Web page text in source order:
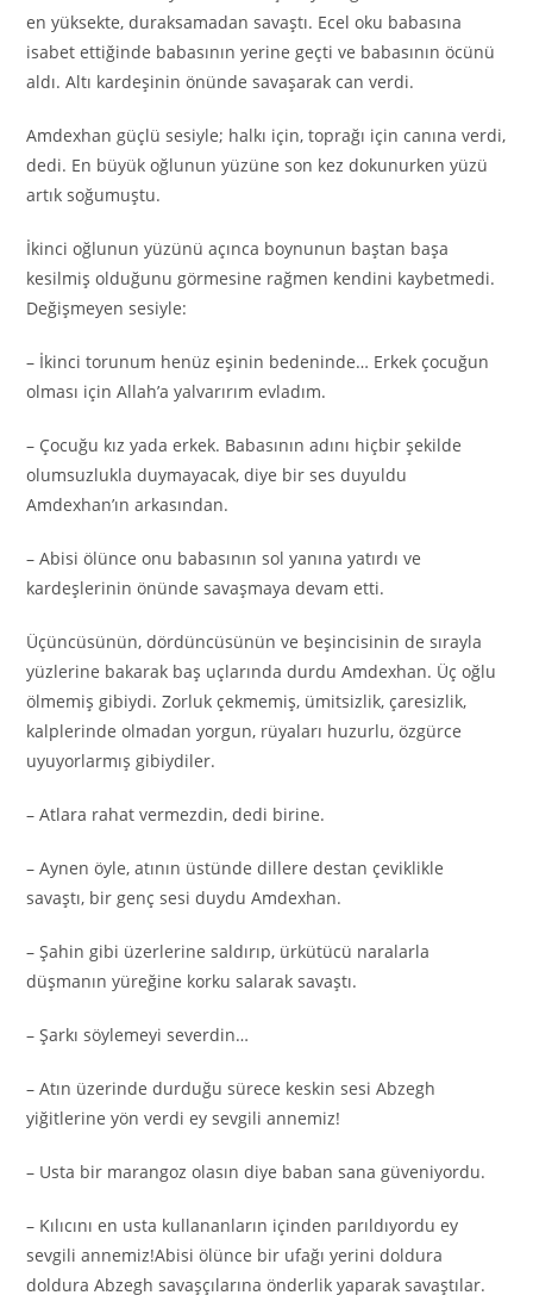
en yüksekte, duraksamadan savaştı. Ecel oku babasına
isabet ettiğinde babasının yerine geçti ve babasının öcünü
aldı. Altı kardeşinin önünde savaşarak can verdi.
Amdexhan güçlü sesiyle; halkı için, toprağı için canına verdi,
dedi. En büyük oğlunun yüzüne son kez dokunurken yüzü
artık soğumuştu.
İkinci oğlunun yüzünü açınca boynunun baştan başa
kesilmiş olduğunu görmesine rağmen kendini kaybetmedi.
Değişmeyen sesiyle:
– İkinci torunum henüz eşinin bedeninde… Erkek çocuğun
olması için Allah’a yalvarırım evladım.
– Çocuğu kız yada erkek. Babasının adını hiçbir şekilde
olumsuzlukla duymayacak, diye bir ses duyuldu
Amdexhan’ın arkasından.
– Abisi ölünce onu babasının sol yanına yatırdı ve
kardeşlerinin önünde savaşmaya devam etti.
Üçüncüsünün, dördüncüsünün ve beşincisinin de sırayla
yüzlerine bakarak baş uçlarında durdu Amdexhan. Üç oğlu
ölmemiş gibiydi. Zorluk çekmemiş, ümitsizlik, çaresizlik,
kalplerinde olmadan yorgun, rüyaları huzurlu, özgürce
uyuyorlarmış gibiydiler.
– Atlara rahat vermezdin, dedi birine.
– Aynen öyle, atının üstünde dillere destan çeviklikle
savaştı, bir genç sesi duydu Amdexhan.
– Şahin gibi üzerlerine saldırıp, ürkütücü naralarla
düşmanın yüreğine korku salarak savaştı.
– Şarkı söylemeyi severdin…
– Atın üzerinde durduğu sürece keskin sesi Abzegh
yiğitlerine yön verdi ey sevgili annemiz!
– Usta bir marangoz olasın diye baban sana güveniyordu.
– Kılıcını en usta kullananların içinden parıldıyordu ey
sevgili annemiz!Abisi ölünce bir ufağı yerini doldura
doldura Abzegh savaşçılarına önderlik yaparak savaştılar.